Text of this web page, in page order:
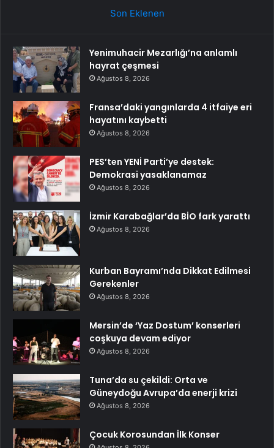
Son Eklenen
Yenimuhacir Mezarlığı’na anlamlı
hayrat çeşmesi
Ağustos 8, 2026
Fransa’daki yangınlarda 4 itfaiye eri
hayatını kaybetti
Ağustos 8, 2026
PES’ten YENİ Parti’ye destek:
Demokrasi yasaklanamaz
Ağustos 8, 2026
İzmir Karabağlar’da BİO fark yarattı
Ağustos 8, 2026
Kurban Bayramı’nda Dikkat Edilmesi
Gerekenler
Ağustos 8, 2026
Mersin’de ‘Yaz Dostum’ konserleri
coşkuya devam ediyor
Ağustos 8, 2026
Tuna’da su çekildi: Orta ve
Güneydoğu Avrupa’da enerji krizi
Ağustos 8, 2026
Çocuk Korosundan İlk Konser